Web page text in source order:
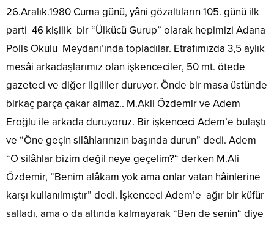
26.Aralık.1980 Cuma günü, yâni gözaltıların 105. günü ilk
parti 46 kişilik bir “Ülkücü Gurup” olarak hepimizi Adana
Polis Okulu Meydanı’ında topladılar. Etrafımızda 3,5 aylık
mesâi arkadaşlarımız olan işkenceciler, 50 mt. ötede
gazeteci ve diğer ilgililer duruyor. Önde bir masa üstünde
birkaç parça çakar almaz.. M.Akli Özdemir ve Adem
Eroğlu ile arkada duruyoruz. Bir işkenceci Adem’e bulaştı
ve “Öne geçin silâhlarınızın başında durun” dedi. Adem
“O silâhlar bizim değil neye geçelim?“ derken M.Ali
Özdemir, ”Benim alâkam yok ama onlar vatan hâinlerine
karşı kullanılmıştır” dedi. İşkenceci Adem’e ağır bir küfür
salladı, ama o da altında kalmayarak “Ben de senin“ diye